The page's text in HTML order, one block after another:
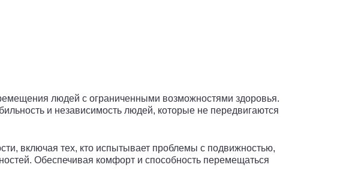
людей с ограниченными возможностями здоровья.
и независимость людей, которые не передвигаются
включая тех, кто испытывает проблемы с подвижностью,
Обеспечивая комфорт и способность перемещаться